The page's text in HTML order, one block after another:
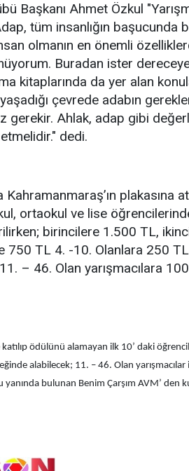
Başkanı Ahmet Özkul
tüm insanlığın başucunda
olmanın en önemli
Buradan ister
kitaplarında da yer alan
çevrede adabın
gerekir. Ahlak, adap gibi
dedi.
Kahramanmaraş’ın plakasına
ortaokul ve lise
birincilere 1.500 TL,
750 TL 4. -10. Olanlara 250
– 46. Olan yarışmacılara
ödülünü alamayan ilk 10’ daki
alabilecek; 11. – 46. Olan
yanında bulunan Benim Çarşım AVM’ den